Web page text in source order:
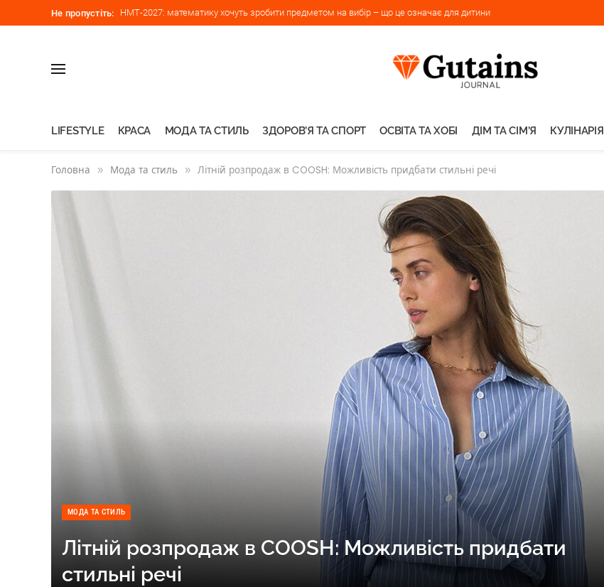
Не пропустіть: НМТ-2027: математику хочуть зробити предметом на вибір – що це означає для дитини
LIFESTYLE КРАСА МОДА ТА СТИЛЬ ЗДОРОВ’Я ТА СПОРТ ОСВІТА ТА ХОБІ ДІМ ТА СІМ’Я КУЛІНАРІЯ
Головна » Мода та стиль » Літній розпродаж в COOSH: Можливість придбати стильні речі
МОДА ТА СТИЛЬ
Літній розпродаж в COOSH: Можливість придбати
стильні речі